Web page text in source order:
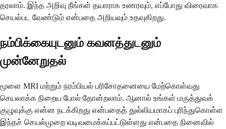
தரலாம். இந்த அறிவு நீங்கள் தயாராக உணரவும், எப்போது விரைவாக
செயல்பட வேண்டும் என்பதை அறியவும் உதவுகிறது.
நம்பிக்கையுடனும் கவனத்துடனும்
முன்னேறுதல்
மூளை MRI மற்றும் நரம்பியல் பரிசோதனையை மேற்கொள்வது
செயலாக்க நிறைய போல் தோன்றலாம். ஆனால் உங்கள் மருத்துவக்
குழுவுக்கு என்ன நடக்கிறது என்பதைத் துல்லியமாகப் புரிந்துகொள்ள
இந்தச் செயல்முறை வடிவமைக்கப்பட்டுள்ளது என்பதை நினைவில்